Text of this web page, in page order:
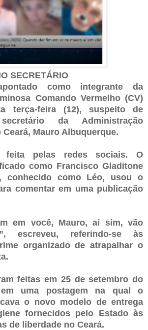
SECRETÁRIO
como integrante da
Comando Vermelho (CV)
terça-feira (12), suspeito de
da Administração
Mauro Albuquerque.
feita pelas redes sociais. O
como Francisco Gladitone
conhecido como Léo, usou o
comentar em uma publicação
em você, Mauro, aí sim, vão
escreveu, referindo-se às
organizado de atrapalhar o
feitas em 25 de setembro do
uma postagem na qual o
o novo modelo de entrega
fornecidos pelo Estado às
de liberdade no Ceará.